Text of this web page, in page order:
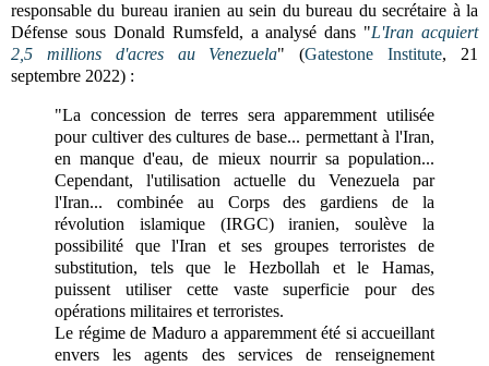
responsable du bureau iranien au sein du bureau du secrétaire à la
Défense sous Donald Rumsfeld, a analysé dans "L'Iran acquiert
2,5 millions d'acres au Venezuela" (Gatestone Institute, 21
septembre 2022) :
"La concession de terres sera apparemment utilisée
pour cultiver des cultures de base... permettant à l'Iran,
en manque d'eau, de mieux nourrir sa population...
Cependant, l'utilisation actuelle du Venezuela par
l'Iran... combinée au Corps des gardiens de la
révolution islamique (IRGC) iranien, soulève la
possibilité que l'Iran et ses groupes terroristes de
substitution, tels que le Hezbollah et le Hamas,
puissent utiliser cette vaste superficie pour des
opérations militaires et terroristes.
Le régime de Maduro a apparemment été si accueillant
envers les agents des services de renseignement